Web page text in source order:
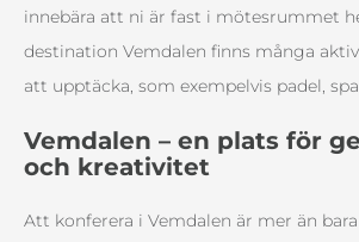
innebära att ni är fast i mötesrummet
destination Vemdalen finns många
att upptäcka, som exempelvis padel,
Vemdalen – en plats för
och kreativitet
Att konferera i Vemdalen är mer än